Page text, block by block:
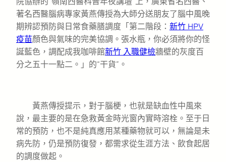
著名西醫腦病專家黃燕傳授為大師分送朋友了腦中風晚
期辨認預防與日常食藥膳調度「第二階段： 新竹 HPV
疫苗顏色與氣味的完美協調。張水瓶，你必須將你的怪
誕藍色，調配成我咖啡館新竹 入職健檢牆壁的灰度百
分之五十一點二。」的“干貨”。
黃燕傳授提示，對于腦梗，也就是缺血性中風來
說，最主要的是在急救黃金時光窗內實時溶栓。至于日
常的預防，也不是純真應用某種藥物就可以，無論是未
病先防，仍是預防復發，都需求從生涯方法、飲食起居
的調度做起。